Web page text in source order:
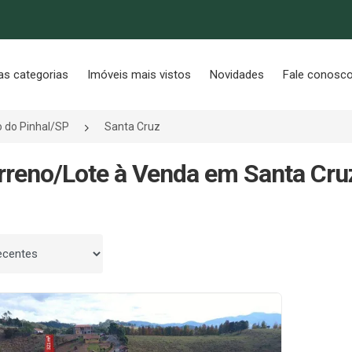
categorias Imóveis mais vistos Novidades Fale
do Pinhal/SP Santa Cruz
Lote à Venda em Santa